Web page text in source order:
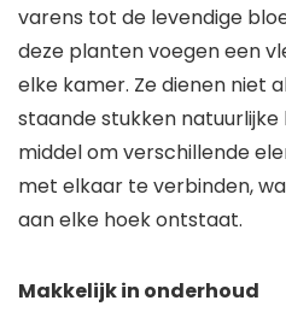
varens tot de levendige
deze planten voegen een
elke kamer. Ze dienen niet
staande stukken
middel om verschillende
met elkaar te verbinden,
aan elke hoek ontstaat.
Makkelijk in onderhoud